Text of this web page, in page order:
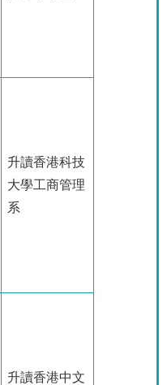
升讀香港科技
大學工商管理
系
升讀香港中文